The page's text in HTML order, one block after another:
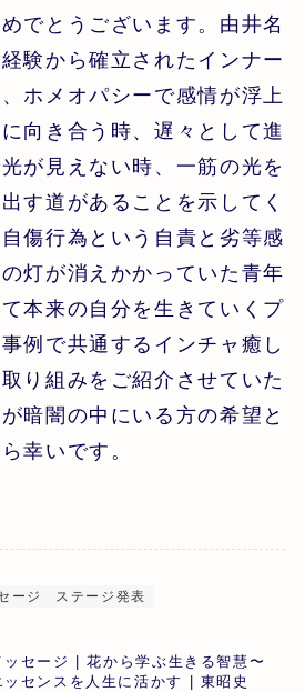
でとうございます。由井名
験から確立されたインナー
ホメオパシーで感情が浮上
向き合う時、遅々として進
が見えない時、一筋の光を
す道があることを示してく
傷行為という自責と劣等感
灯が消えかかっていた青年
本来の自分を生きていくプ
例で共通するインチャ癒し
り組みをご紹介させていた
暗闇の中にいる方の希望と
幸いです。
ージ ステージ発表
ッセージ | 花から学ぶ生きる智慧〜
ッセンスを人生に活かす | 東昭史